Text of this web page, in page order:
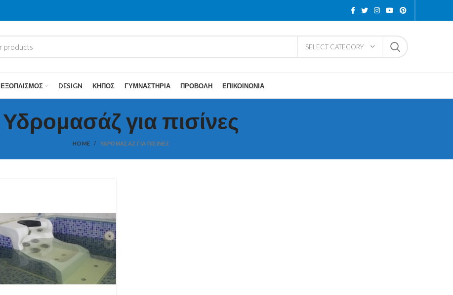
SELECT CATEGORY
ΕΞΟΠΛΙΣΜΌΣ DESIGN ΚΉΠΟΣ ΓΥΜΝΑΣΤΉΡΙΑ ΠΡΟΒΟΛΉ ΕΠΙΚΟΙΝΩΝΙΑ
Υδρομασάζ για πισίνες
HOME ΥΔΡΟΜΑΣΆΖ ΓΙΑ ΠΙΣΊΝΕΣ